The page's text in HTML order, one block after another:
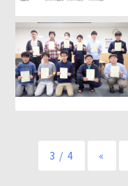
3 / 4 «